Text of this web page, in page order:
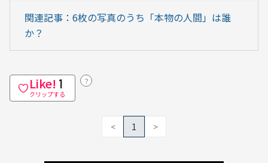
関連記事：6枚の写真のうち「本物の人間」は誰
か？
Like! 1
クリップする
？
< 1 >